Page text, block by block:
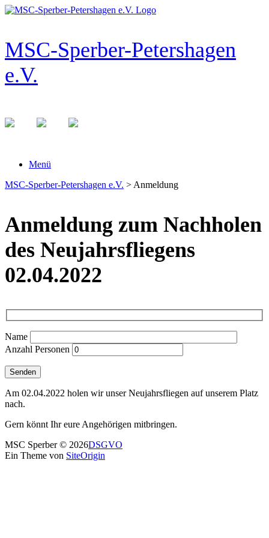
Zum
MSC-Sperber-Petershagen
e.V.
Menü
MSC-Sperber-Petershagen e.V. > Anmeldung
Anmeldung zum Nachholen
des Neujahrsfliegens
02.04.2022
Name
Anzahl Personen
Am 02.04.2022 holen wir unser Neujahrsfliegen auf unserem Platz
nach.
Gern könnt Ihr eure Angehörigen mitbringen.
MSC Sperber © 2026DSGVO
Ein Theme von SiteOrigin